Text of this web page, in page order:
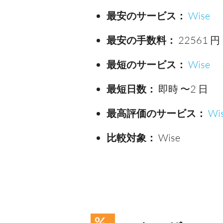
最安のサービス： Wise
最安の手数料： 22561 円
最短のサービス： Wise
最短日数： 即時 〜2 日
最高評価のサービス：
比較対象： Wise